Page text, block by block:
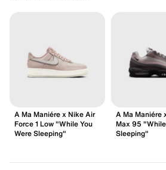
A Ma Maniére x Nike Air
Force 1 Low "While You
Were Sleeping"
A Ma Maniére
Max 95 "While
Sleeping"